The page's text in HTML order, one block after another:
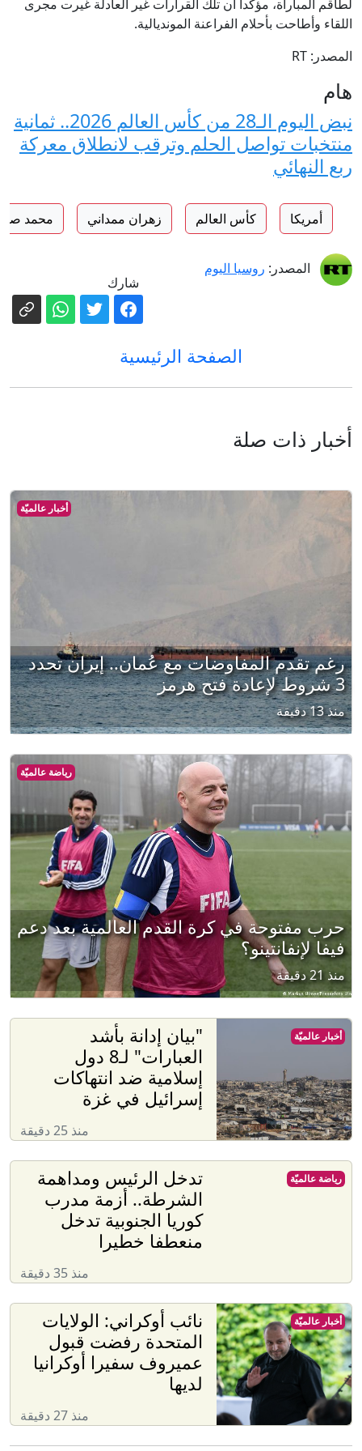
لطاقم المباراة، مؤكدا أن تلك القرارات غير العادلة غيرت مجرى
اللقاء وأطاحت بأحلام الفراعنة المونديالية.
المصدر: RT
هام
نبض اليوم الـ28 من كأس العالم 2026.. ثمانية
منتخبات تواصل الحلم وترقب لانطلاق معركة
ربع النهائي
أمريكا كأس العالم زهران ممداني محمد
المصدر: روسيا اليوم
شارك
الصفحة الرئيسية
أخبار ذات صلة
أخبار عالميّة
رغم تقدم المفاوضات مع عُمان.. إيران تحدد
3 شروط لإعادة فتح هرمز
منذ 13 دقيقة
رياضة عالميّة
حرب مفتوحة في كرة القدم العالمية بعد دعم
فيفا لإنفانتينو؟
منذ 21 دقيقة
"بيان إدانة بأشد
العبارات" لـ8 دول
إسلامية ضد انتهاكات
إسرائيل في غزة
منذ 25 دقيقة
أخبار عالميّة
تدخل الرئيس ومداهمة
الشرطة.. أزمة مدرب
كوريا الجنوبية تدخل
منعطفا خطيرا
منذ 35 دقيقة
رياضة عالميّة
نائب أوكراني: الولايات
المتحدة رفضت قبول
عميروف سفيرا أوكرانيا
لديها
منذ 27 دقيقة
أخبار عالميّة